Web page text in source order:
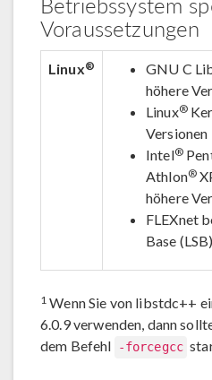
Voraussetzungen
Linux®
GNU C
höhere
Linux®
Versionen
Intel®
Athlon®
höhere
FLEXnet
Base
1 Wenn Sie von libstdc++
6.0.9 verwenden, dann
dem Befehl
-forcegcc